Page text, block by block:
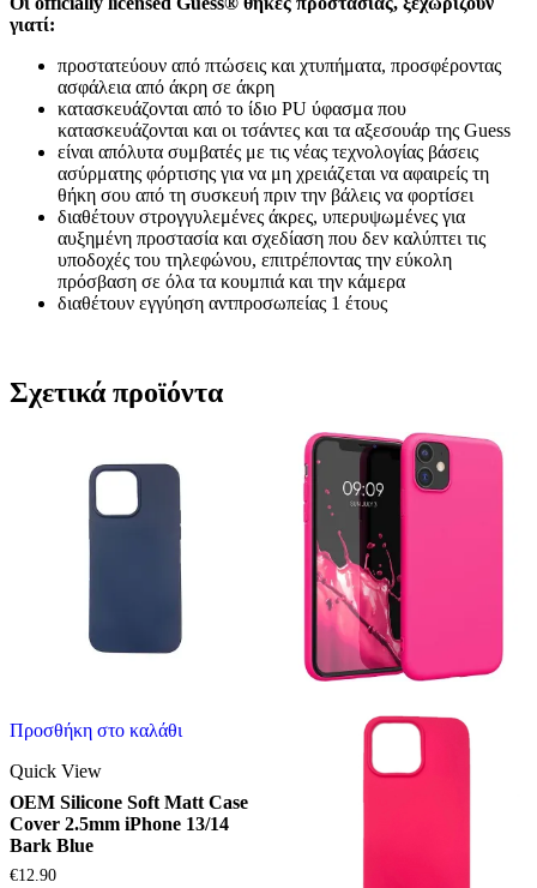
γιατί:
προστατεύουν από πτώσεις και χτυπήματα, προσφέροντας
ασφάλεια από άκρη σε άκρη
κατασκευάζονται από το ίδιο PU ύφασμα που
κατασκευάζονται και οι τσάντες και τα αξεσουάρ της Guess
είναι απόλυτα συμβατές με τις νέας τεχνολογίας βάσεις
ασύρματης φόρτισης για να μη χρειάζεται να αφαιρείς τη
θήκη σου από τη συσκευή πριν την βάλεις να φορτίσει
διαθέτουν στρογγυλεμένες άκρες, υπερυψωμένες για
αυξημένη προστασία και σχεδίαση που δεν καλύπτει τις
υποδοχές του τηλεφώνου, επιτρέποντας την εύκολη
πρόσβαση σε όλα τα κουμπιά και την κάμερα
διαθέτουν εγγύηση αντπροσωπείας 1 έτους
Σχετικά προϊόντα
Προσθήκη στο καλάθι
Quick View
OEM Silicone Soft Matt Case
Cover 2.5mm iPhone 13/14
Bark Blue
€12.90